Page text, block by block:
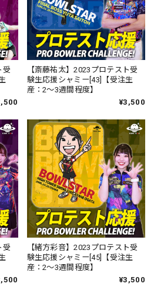
受
【斎藤祐太】2023プロテスト受
験生応援シャミー[43]【受注生
産：2〜3週間程度】
¥3,500
受
【緒方彩音】2023プロテスト受
験生応援シャミー[45]【受注生
産：2〜3週間程度】
¥3,500